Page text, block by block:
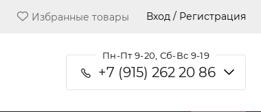
Избранные товары Вход / Регистрация
Пн-Пт 9-20, Сб-Вс 9-19
+7 (915) 262 20 86